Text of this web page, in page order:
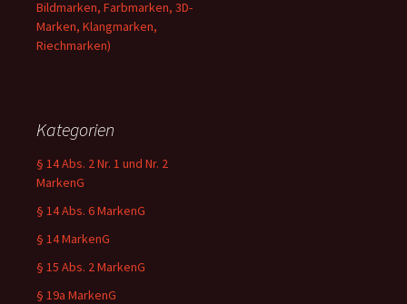
Bildmarken, Farbmarken, 3D-
Marken, Klangmarken,
Riechmarken)
Kategorien
§ 14 Abs. 2 Nr. 1 und Nr. 2
MarkenG
§ 14 Abs. 6 MarkenG
§ 14 MarkenG
§ 15 Abs. 2 MarkenG
§ 19a MarkenG